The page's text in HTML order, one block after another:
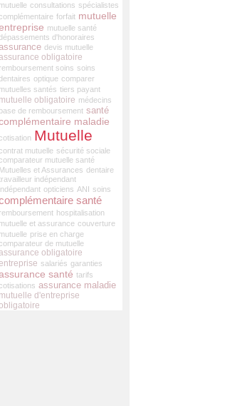
mutuelle consultations spécialistes
forfait mutuelle
mutuelle santé
d'honoraires
devis mutuelle
obligatoire
remboursement soins soins
optique comparer
mutuelles santés tiers payant
mutuelle obligatoire médecins
base de remboursement santé
maladie
Mutuelle
mutuelle sécurité sociale
mutuelle santé
Mutuelles et Assurances dentaire
indépendant
indépendant opticiens ANI soins
santé
remboursement hospitalisation
mutuelle et assurance couverture
mutuelle prise en charge
de mutuelle
obligatoire
salariés garanties
santé tarifs
assurance maladie
mutuelle d'entreprise